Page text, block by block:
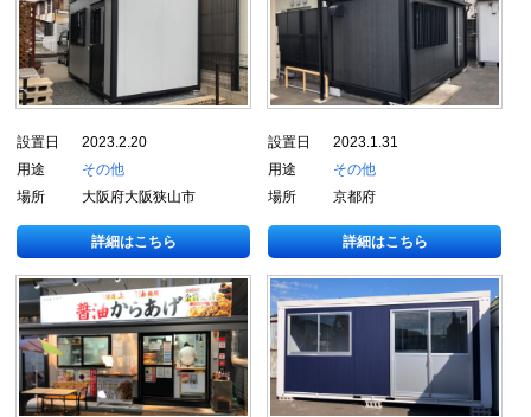
設置日
2023.2.20
用途
その他
場所
大阪府大阪狭山市
詳細はこちら
設置日
2023.1.31
用途
その他
場所
京都府
詳細はこちら